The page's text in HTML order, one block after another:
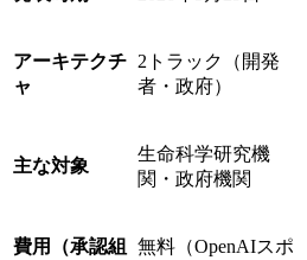
アーキテクチ
ャ
2トラック（開発
者・政府）
主な対象
生命科学研究機
関・政府機関
費用（承認組
無料（OpenAIスポ